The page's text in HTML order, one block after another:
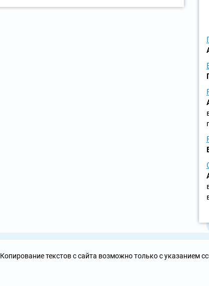
Копирование текстов с сайта возможно только с указанием